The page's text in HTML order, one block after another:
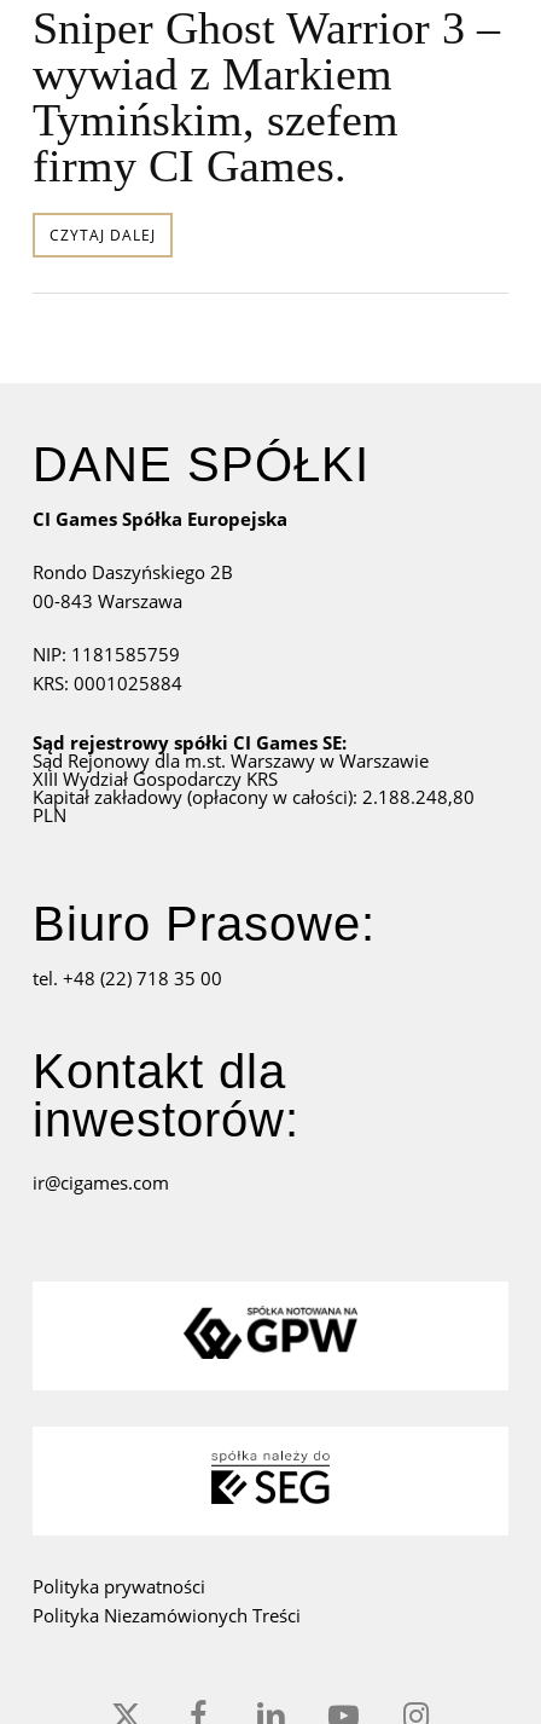
Sniper Ghost Warrior 3 –
wywiad z Markiem
Tymińskim, szefem
firmy CI Games.
CZYTAJ DALEJ
DANE SPÓŁKI
CI Games Spółka Europejska
Rondo Daszyńskiego 2B
00-843 Warszawa
NIP: 1181585759
KRS: 0001025884
Sąd rejestrowy spółki CI Games SE:
Sąd Rejonowy dla m.st. Warszawy w Warszawie
XIII Wydział Gospodarczy KRS
Kapitał zakładowy (opłacony w całości): 2.188.248,80
PLN
Biuro Prasowe:
tel. +48 (22) 718 35 00
Kontakt dla
inwestorów:
ir@cigames.com
Polityka prywatności
Polityka Niezamówionych Treści
x- facebooklinkedin youtube instagram